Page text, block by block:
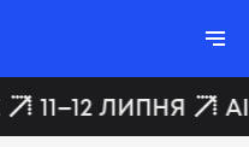
11–12 ЛИПНЯ